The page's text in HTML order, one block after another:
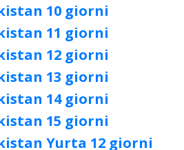
10 giorni
11 giorni
12 giorni
13 giorni
14 giorni
15 giorni
Yurta 12 giorni